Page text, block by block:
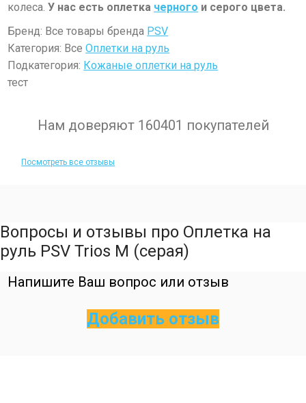
колеса.У нас есть оплетка черного и серого цвета.
Бренд: Все товары бренда PSV
Категория: ВсеОплетки на руль
Подкатегория: Кожаные оплетки на руль
тест
Нам доверяют 160401 покупателей
Посмотреть все отзывы
Вопросы и отзывы про Оплетка на
руль PSV Trios M (серая)
Напишите Ваш вопрос или отзыв
Добавить отзыв